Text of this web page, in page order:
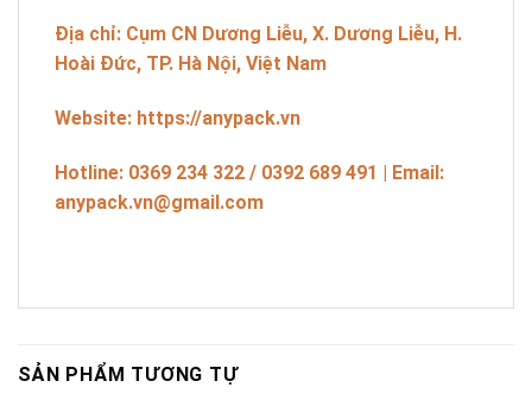
Địa chỉ: Cụm CN Dương Liễu, X. Dương Liễu, H.
Hoài Đức, TP. Hà Nội, Việt Nam
Website: https://anypack.vn
Hotline: 0369 234 322 / 0392 689 491 | Email:
anypack.vn@gmail.com
SẢN PHẨM TƯƠNG TỰ